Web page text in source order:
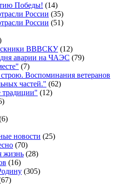
Победы! (14)
России (35)
России (51)
ВВВСКУ(12)
аварии на ЧАЭС (79)
(7)
Воспоминания ветеранов
частей." (62)
(12)
новости (25)
(70)
жизнь (28)
(16)
(305)